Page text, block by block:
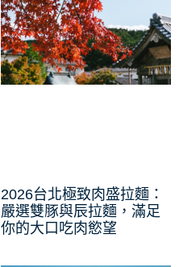
2026台北極致肉盛拉麵：
嚴選雙豚與辰拉麵，滿足
你的大口吃肉慾望